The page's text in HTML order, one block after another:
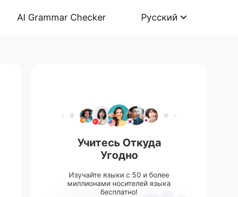
AI Grammar Checker Русский
Учитесь Откуда
Угодно
Изучайте языки с 50 и более
миллионами носителей языка
бесплатно!